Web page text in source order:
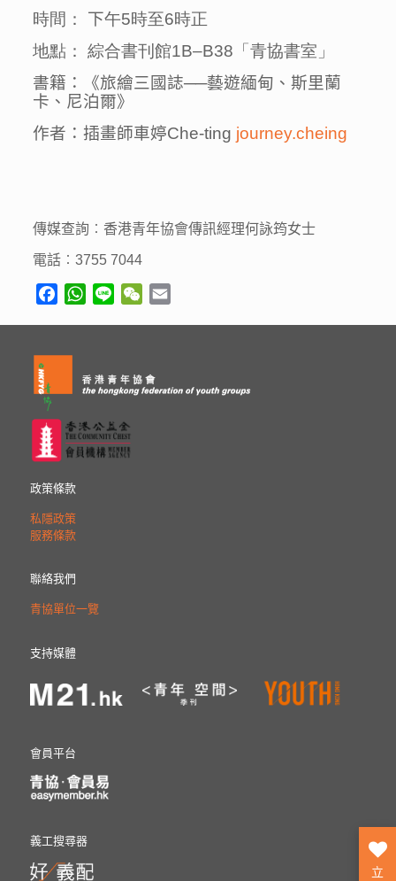
時間：
下午5時至6時正
地點：
綜合書刊館1B–B38 「青協書室」
書籍：《旅繪三國誌──藝遊緬甸、斯里蘭
卡、尼泊爾》
作者：插畫師車婷Che-ting journey.cheing
傳媒查詢︰香港青年協會傳訊經理何詠筠女士
電話︰3755 7044
FacebookWhatsApp
Line WeChat
政策條款
私隱政策
服務條款
聯絡我們
青協單位一覽
支持媒體
會員平台
義工搜尋器
立